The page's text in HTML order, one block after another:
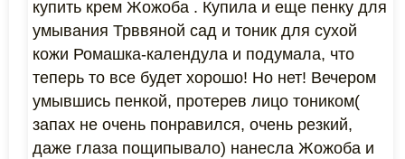
купить крем Жожоба . Купила и еще пенку для
умывания Трввяной сад и тоник для сухой
кожи Ромашка-календула и подумала, что
теперь то все будет хорошо! Но нет! Вечером
умывшись пенкой, протерев лицо тоником(
запах не очень понравился, очень резкий,
даже глаза пощипывало) нанесла Жожоба и